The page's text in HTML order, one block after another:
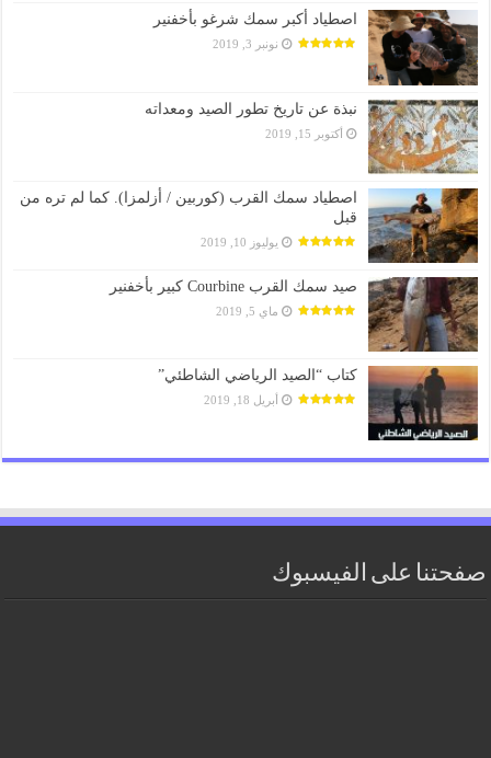
اصطياد أكبر سمك شرغو بأخفنير
نونبر 3, 2019
نبذة عن تاريخ تطور الصيد ومعداته
أكتوبر 15, 2019
اصطياد سمك القرب (كوربين / أزلمزا). كما لم تره من
قبل
يوليوز 10, 2019
صيد سمك القرب Courbine كبير بأخفنير
ماي 5, 2019
كتاب “الصيد الرياضي الشاطئي”
أبريل 18, 2019
صفحتنا على الفيسبوك